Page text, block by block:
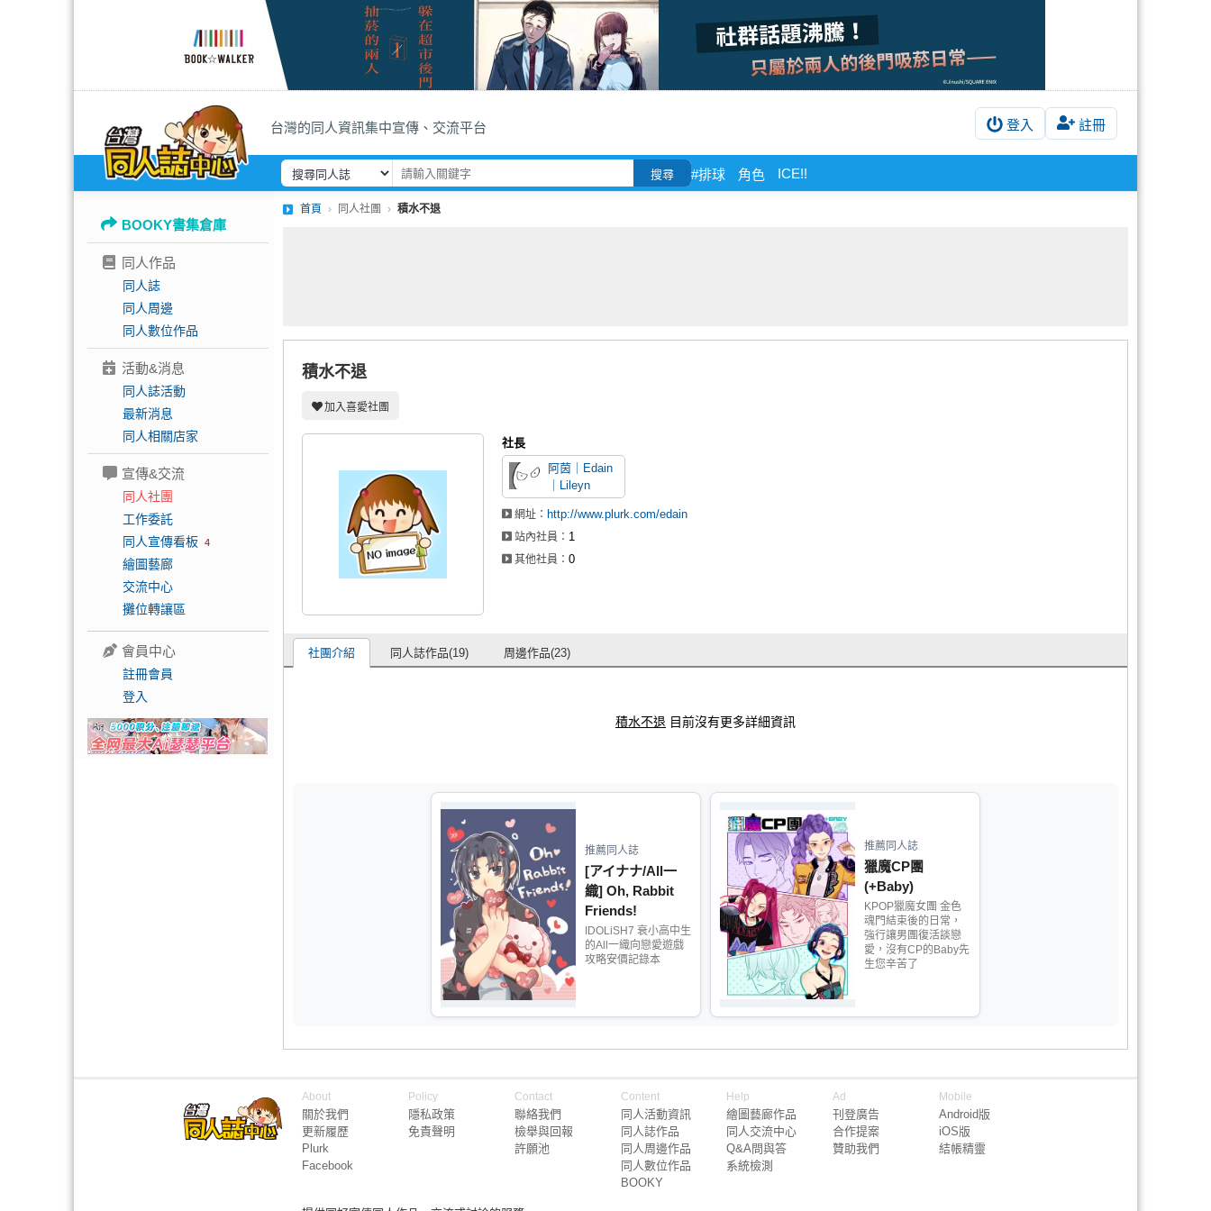
台灣的同人資訊集中宣傳、交流平台 登入 註冊
搜尋 #排球 角色 ICE!!
BOOKY書集倉庫
同人作品
同人誌
同人周邊
同人數位作品
活動&消息
同人誌活動
最新消息
同人相關店家
宣傳&交流
同人社團
工作委託
同人宣傳看板 4
繪圖藝廊
交流中心
攤位轉讓區
會員中心
註冊會員
登入
首頁 同人社團 積水不退
積水不退
加入喜愛社團
社長
阿茵｜Edain
｜Lileyn
網址： http://www.plurk.com/edain
站內社員： 1
其他社員： 0
社團介紹 同人誌作品(19) 周邊作品(23)
積水不退 目前沒有更多詳細資訊
推薦同人誌
[アイナナ/All一
織] Oh, Rabbit
Friends!
IDOLiSH7 衰小高中生
的All一織向戀愛遊戲
攻略安價記錄本
推薦同人誌
獵魔CP團
(+Baby)
KPOP獵魔女團 金色
魂門結束後的日常，
強行讓男團復活談戀
愛，沒有CP的Baby先
生您辛苦了
About
關於我們
更新履歷
Plurk
Facebook
Policy
隱私政策
免責聲明
Contact
聯絡我們
檢舉與回報
許願池
Content
同人活動資訊
同人誌作品
同人周邊作品
同人數位作品
BOOKY
Help
繪圖藝廊作品
同人交流中心
Q&A問與答
系統檢測
Ad
刊登廣告
合作提案
贊助我們
Mobile
Android版
iOS版
結帳精靈